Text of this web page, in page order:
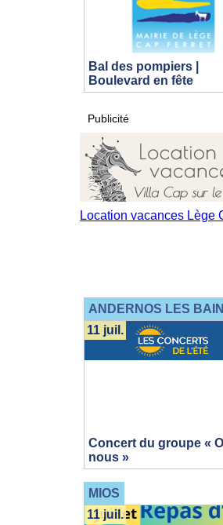
Bal des pompiers |
Boulevard en fête
Publicité
ANDERNOS LES
Concert du groupe « O
nous »
11 juil.
MIOS
11 juil.